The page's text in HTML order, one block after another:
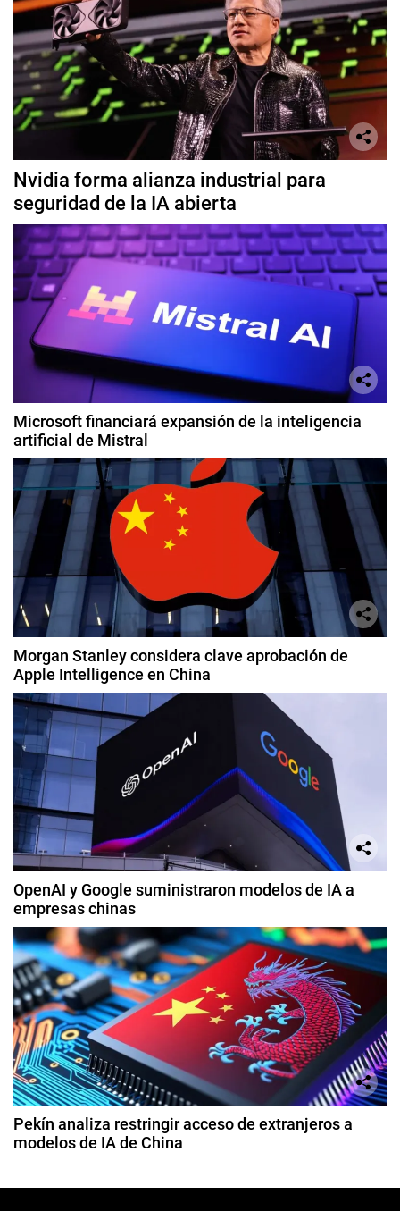
Nvidia forma alianza industrial para
seguridad de la IA abierta
Microsoft financiará expansión de la inteligencia
artificial de Mistral
Morgan Stanley considera clave aprobación de
Apple Intelligence en China
OpenAI y Google suministraron modelos de IA a
empresas chinas
Pekín analiza restringir acceso de extranjeros a
modelos de IA de China